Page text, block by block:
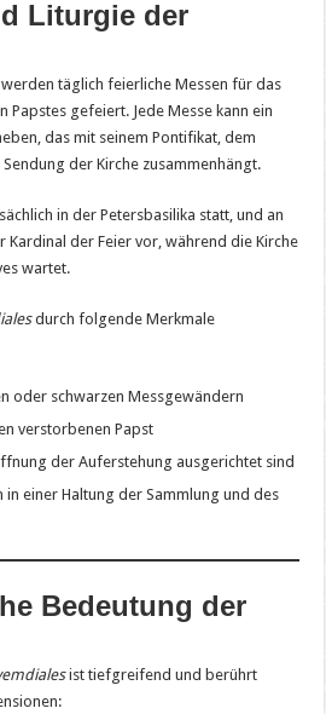
Liturgie der
täglich feierliche Messen für das
Papstes gefeiert. Jede Messe kann ein
das mit seinem Pontifikat, dem
der Kirche zusammenhängt.
in der Petersbasilika statt, und an
Kardinal der Feier vor, während die Kirche
wartet.
durch folgende Merkmale
oder schwarzen Messgewändern
verstorbenen Papst
der Auferstehung ausgerichtet sind
in einer Haltung der Sammlung und des
Bedeutung der
ist tiefgreifend und berührt